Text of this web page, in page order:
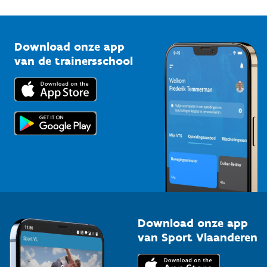
Bedrijven
Trainers en begeleiders
Topsporters
Vlaamse Trainersschool
Kennisplatform
Downloads
Voor de pers
Download onze app
van de trainersschool
Download onze app
van Sport Vlaanderen